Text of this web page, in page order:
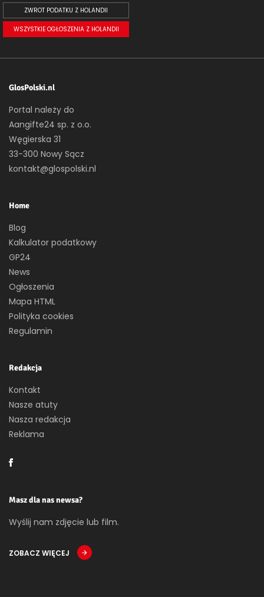
ZWROT PODATKU Z HOLANDII
WSZYSTKIE OGŁOSZENIA Z HOLANDII
GlosPolski.nl
Portal należy do
Aangifte24 sp. z o.o.
Węgierska 31
33-300 Nowy Sącz
kontakt@glospolski.nl
Home
Blog
Kalkulator podatkowy
GP24
News
Ogłoszenia
Mapa HTML
Polityka cookies
Regulamin
Redakcja
Kontakt
Nasze atuty
Nasza redakcja
Reklama
Masz dla nas newsa?
Wyślij nam zdjęcie lub film.
ZOBACZ WIĘCEJ